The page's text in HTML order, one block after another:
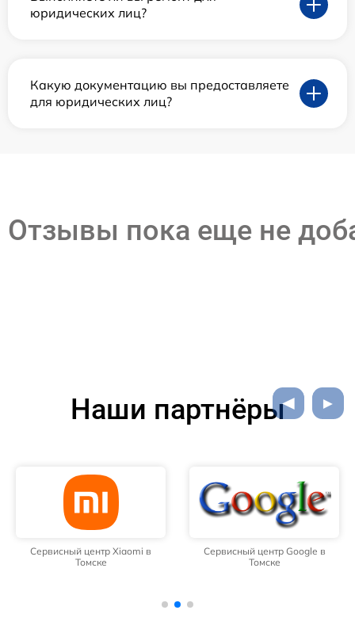
юридических лиц?
Какую документацию вы предоставляете
для юридических лиц?
Отзывы пока еще не
Наши партнёры
Сервисный центр Xiaomi в
Томске
Сервисный центр Google в
Томске